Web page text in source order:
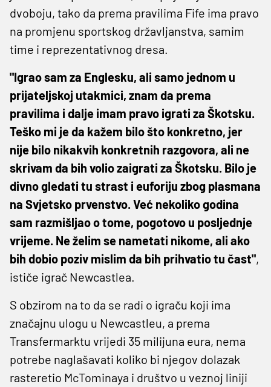
dvoboju, tako da prema pravilima Fife ima pravo
na promjenu sportskog državljanstva, samim
time i reprezentativnog dresa.
"Igrao sam za Englesku, ali samo jednom u
prijateljskoj utakmici, znam da prema
pravilima i dalje imam pravo igrati za Škotsku.
Teško mi je da kažem bilo što konkretno, jer
nije bilo nikakvih konkretnih razgovora, ali ne
skrivam da bih volio zaigrati za Škotsku. Bilo je
divno gledati tu strast i euforiju zbog plasmana
na Svjetsko prvenstvo. Već nekoliko godina
sam razmišljao o tome, pogotovo u posljednje
vrijeme. Ne želim se nametati nikome, ali ako
bih dobio poziv mislim da bih prihvatio tu čast",
ističe igrač Newcastlea.
S obzirom na to da se radi o igraču koji ima
značajnu ulogu u Newcastleu, a prema
Transfermarktu vrijedi 35 milijuna eura, nema
potrebe naglašavati koliko bi njegov dolazak
rasteretio McTominaya i društvo u veznoj liniji